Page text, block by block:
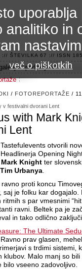
:// ŠTEVILKA 67 :// ISSN
področje 42
/ FOTOREPORTAŽE /
v festivalni dvorani Lent
with Mark
Lent
otvorili
Opening
Mark Knight ter
Tim Urbanya.
ravno proti koncu
saj je folku kar
ritmih s par vmesnimi
ravni. Beltek pa je
in tako odlično
The Ultimate
prav glasen,
s trdimi sistemi,
klubov. Malo manj so
bilo vseeno zadovoljivo.
in
več o piškotkih